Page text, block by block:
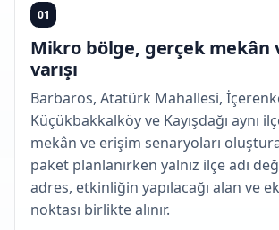
01
Mikro bölge, gerçek mekân
varışı
Barbaros, Atatürk Mahallesi,
Küçükbakkalköy ve Kayışdağı aynı
mekân ve erişim senaryoları
paket planlanırken yalnız ilçe adı
adres, etkinliğin yapılacağı alan ve
noktası birlikte alınır.